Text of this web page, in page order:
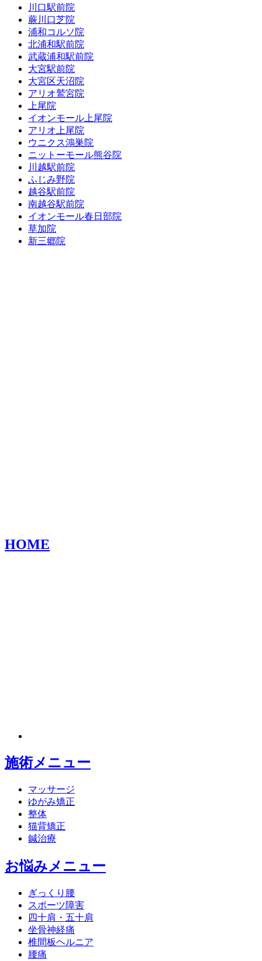
川口駅前院
蕨川口芝院
浦和コルソ院
北浦和駅前院
武蔵浦和駅前院
大宮駅前院
大宮区天沼院
アリオ鷲宮院
上尾院
イオンモール上尾院
アリオ上尾院
ウニクス鴻巣院
ニットーモール熊谷院
川越駅前院
ふじみ野院
越谷駅前院
南越谷駅前院
イオンモール春日部院
草加院
新三郷院
HOME
施術メニュー
マッサージ
ゆがみ矯正
整体
猫背矯正
鍼治療
お悩みメニュー
ぎっくり腰
スポーツ障害
四十肩・五十肩
坐骨神経痛
椎間板ヘルニア
腰痛